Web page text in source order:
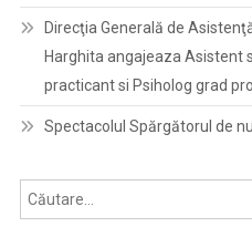
Direcţia Generală de
Harghita angajeaza Asistent
practicant si Psiholog grad
Spectacolul Spărgătorul de